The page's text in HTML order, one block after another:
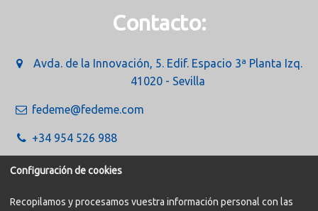
Contacto:
Avda. de la Innovación, 5. Edif. Espacio 3ª Planta Izq.
41020 - Sevilla
fedeme@fedeme.com
+34 954 526 988
Configuración de cookies
Recopilamos y procesamos vuestra información personal con las